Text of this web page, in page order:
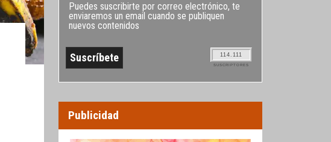
Puedes suscribirte por correo electrónico, te
enviaremos un email cuando se publiquen
nuevos contenidos
114.111
SUSCRIPTORES
Publicidad